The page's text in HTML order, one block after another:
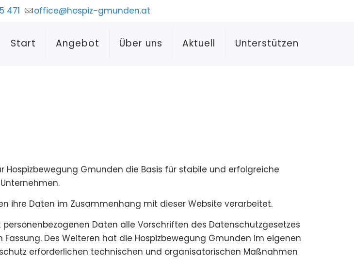
471 office@hospiz-gmunden.at
Start Angebot Über uns Aktuell Unterstützen
Gmunden die Basis für stabile und erfolgreiche
ihre Daten im Zusammenhang mit dieser Website verarbeitet.
Daten alle Vorschriften des Datenschutzgesetzes
Des Weiteren hat die Hospizbewegung Gmunden im eigenen
erforderlichen technischen und organisatorischen Maßnahmen